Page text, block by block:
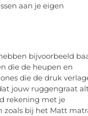
aan je eigen
bijvoorbeeld
die de heupen en
die de druk
jouw ruggengraat
rekening met je
zoals bij het Matt